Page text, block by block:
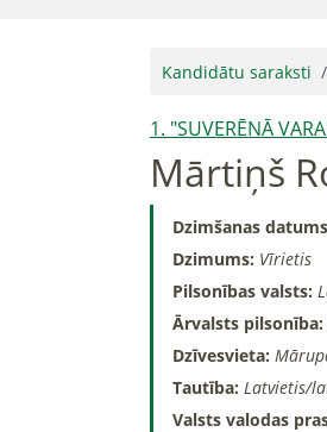
Kandidātu saraksti
1. "SUVERĒNĀ
Mārtiņš
Dzimšanas
Dzimums: Vīrietis
Pilsonības valsts:
Ārvalsts pilsonība:
Dzīvesvieta:
Tautība: Latvietis/
Valsts valodas